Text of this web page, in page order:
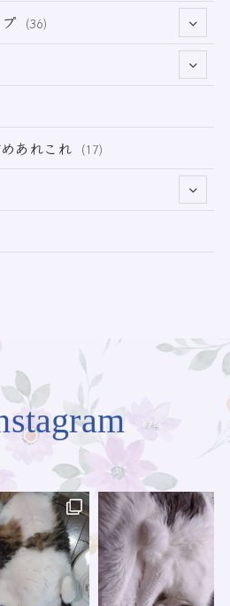
(36)
あれこれ (17)